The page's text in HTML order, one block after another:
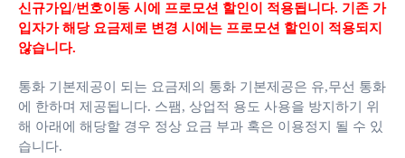
신규가입/번호이동 시에 프로모션 할인이 적용됩니다. 기존 가
입자가 해당 요금제로 변경 시에는 프로모션 할인이 적용되지
않습니다.
통화 기본제공이 되는 요금제의 통화 기본제공은 유,무선 통화
에 한하며 제공됩니다. 스팸, 상업적 용도 사용을 방지하기 위
해 아래에 해당할 경우 정상 요금 부과 혹은 이용정지 될 수 있
습니다.